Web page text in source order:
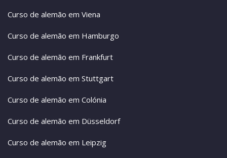
Curso de alemão em Viena
Curso de alemão em Hamburgo
Curso de alemão em Frankfurt
Curso de alemão em Stuttgart
Curso de alemão em Colónia
Curso de alemão em Düsseldorf
Curso de alemão em Leipzig